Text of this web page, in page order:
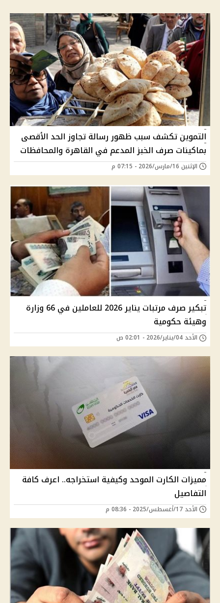
التموين تكشف سبب ظهور رسالة تجاوز الحد الأقصى
بماكينات صرف الخبز المدعم في القاهرة والمحافظات
الإثنين 16/مارس/2026 - 07:15 م
تبكير صرف مرتبات يناير 2026 للعاملين في 66 وزارة
وهيئة حكومية
الأحد 04/يناير/2026 - 02:01 ص
مميزات الكارت الموحد وكيفية استخراجه.. اعرف كافة
التفاصيل
الأحد 17/أغسطس/2025 - 08:36 م